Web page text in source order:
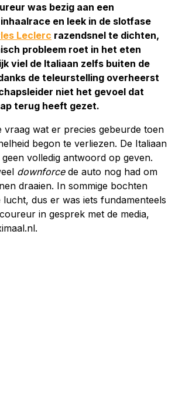
was bezig aan een
en leek in de slotfase
Leclerc razendsnel te dichten,
probleem roet in het eten
viel de Italiaan zelfs buiten de
de teleurstelling overheerst
niet het gevoel dat
terug heeft gezet.
vraag wat er precies gebeurde toen
begon te verliezen. De Italiaan
volledig antwoord op geven.
downforcede auto nog had om
draaien. In sommige bochten
lucht, dus er was iets fundamenteels
in gesprek met de media,